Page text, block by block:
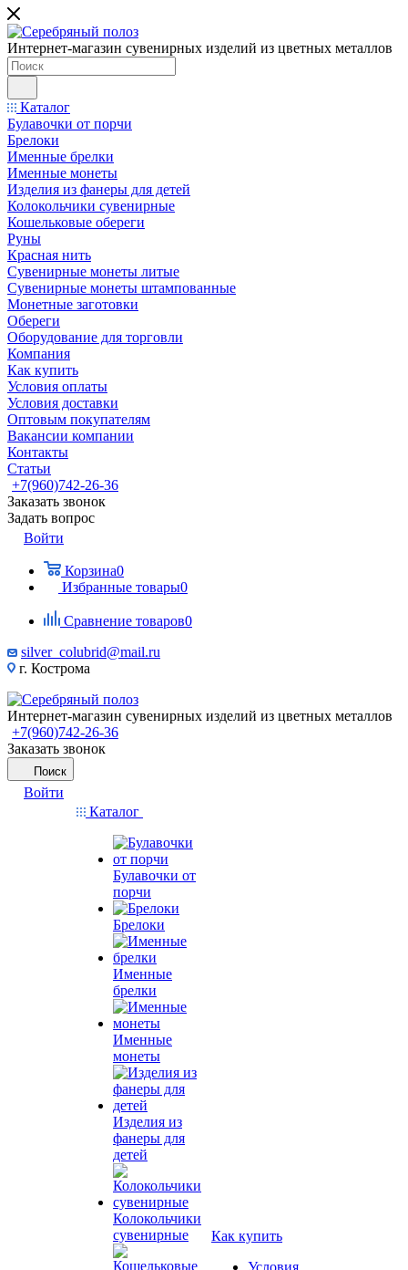
Интернет-магазин сувенирных изделий из цветных металлов
Каталог
Булавочки от порчи
Брелоки
Именные брелки
Именные монеты
Изделия из фанеры для детей
Колокольчики сувенирные
Кошельковые обереги
Руны
Красная нить
Сувенирные монеты литые
Сувенирные монеты штампованные
Монетные заготовки
Обереги
Оборудование для торговли
Компания
Как купить
Условия оплаты
Условия доставки
Оптовым покупателям
Вакансии компании
Контакты
Статьи
+7(960)742-26-36
Заказать звонок
Задать вопрос
Войти
Корзина0
Избранные товары0
Сравнение товаров0
silver_colubrid@mail.ru
г. Кострома
Интернет-магазин сувенирных изделий из цветных металлов
+7(960)742-26-36
Заказать звонок
Поиск
Войти
Каталог
Булавочки от
порчи
Брелоки
Именные
брелки
Именные
монеты
Изделия из
фанеры для
детей
Колокольчики
сувенирные
Как купить
Условия